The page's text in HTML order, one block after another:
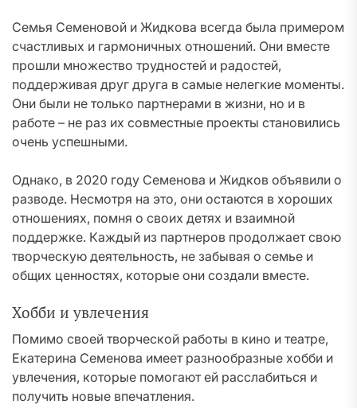
Семья Семеновой и Жидкова всегда была примером
счастливых и гармоничных отношений. Они вместе
прошли множество трудностей и радостей,
поддерживая друг друга в самые нелегкие моменты.
Они были не только партнерами в жизни, но и в
работе – не раз их совместные проекты становились
очень успешными.
Однако, в 2020 году Семенова и Жидков объявили о
разводе. Несмотря на это, они остаются в хороших
отношениях, помня о своих детях и взаимной
поддержке. Каждый из партнеров продолжает свою
творческую деятельность, не забывая о семье и
общих ценностях, которые они создали вместе.
Хобби и увлечения
Помимо своей творческой работы в кино и театре,
Екатерина Семенова имеет разнообразные хобби и
увлечения, которые помогают ей расслабиться и
получить новые впечатления.